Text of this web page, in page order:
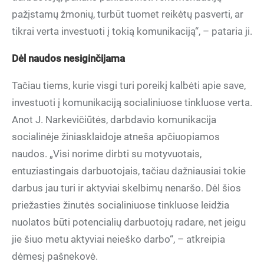
pažįstamų žmonių, turbūt tuomet reikėtų pasverti, ar
tikrai verta investuoti į tokią komunikaciją“, – pataria ji.
Dėl naudos nesiginčijama
Tačiau tiems, kurie visgi turi poreikį kalbėti apie save,
investuoti į komunikaciją socialiniuose tinkluose verta.
Anot J. Narkevičiūtės, darbdavio komunikacija
socialinėje žiniasklaidoje atneša apčiuopiamos
naudos. „Visi norime dirbti su motyvuotais,
entuziastingais darbuotojais, tačiau dažniausiai tokie
darbus jau turi ir aktyviai skelbimų nenaršo. Dėl šios
priežasties žinutės socialiniuose tinkluose leidžia
nuolatos būti potencialių darbuotojų radare, net jeigu
jie šiuo metu aktyviai neieško darbo“, – atkreipia
dėmesį pašnekovė.